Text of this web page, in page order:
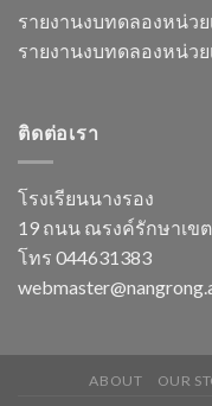
รายงานงบทดลองหน่วย
รายงานงบทดลองหน่วย
ติดต่อเรา
โรงเรียนนางรอง
19 ถนน ณรงค์รักษาเข
โทร 044631383
ABOUT OUR